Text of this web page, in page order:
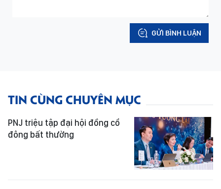
GỬI BÌNH LUẬN
TIN CÙNG CHUYÊN MỤC
PNJ triệu tập đại hội đồng cổ
đông bất thường